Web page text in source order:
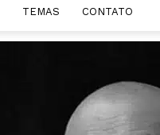
Saber
TEMAS CONTATO